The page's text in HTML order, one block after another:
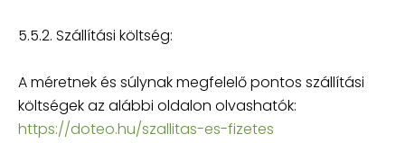
5.5.2. Szállítási költség:
A méretnek és súlynak megfelelő pontos szállítási
költségek az alábbi oldalon olvashatók:
https://doteo.hu/szallitas-es-fizetes